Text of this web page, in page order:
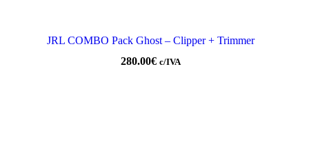
JRL COMBO Pack Ghost – Clipper + Trimmer
280.00€ c/IVA